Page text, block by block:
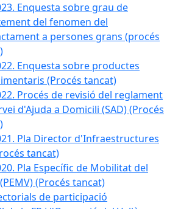
Enquesta sobre grau de
del fenomen del
a persones grans (procés
Enquesta sobre productes
(Procés tancat)
Procés de revisió del reglament
d'Ajuda a Domicili (SAD) (Procés
Pla Director d'Infraestructures
tancat)
Pla Específic de Mobilitat del
(Procés tancat)
de participació